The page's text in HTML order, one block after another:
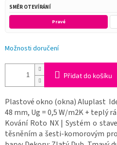
SMĚR OTEVÍRÁNÍ
Pravé
Možnosti doručení
Přidat do košíku
Plastové okno (okna) Aluplast
48 mm, Ug = 0,5 W/m2K + teplý
Kování Roto NX | Systém o
těsněním a šesti-komorovým